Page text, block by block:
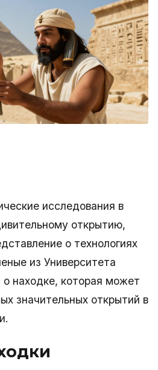
исследования в
открытию,
о технологиях
из Университета
находке, которая может
значительных открытий в